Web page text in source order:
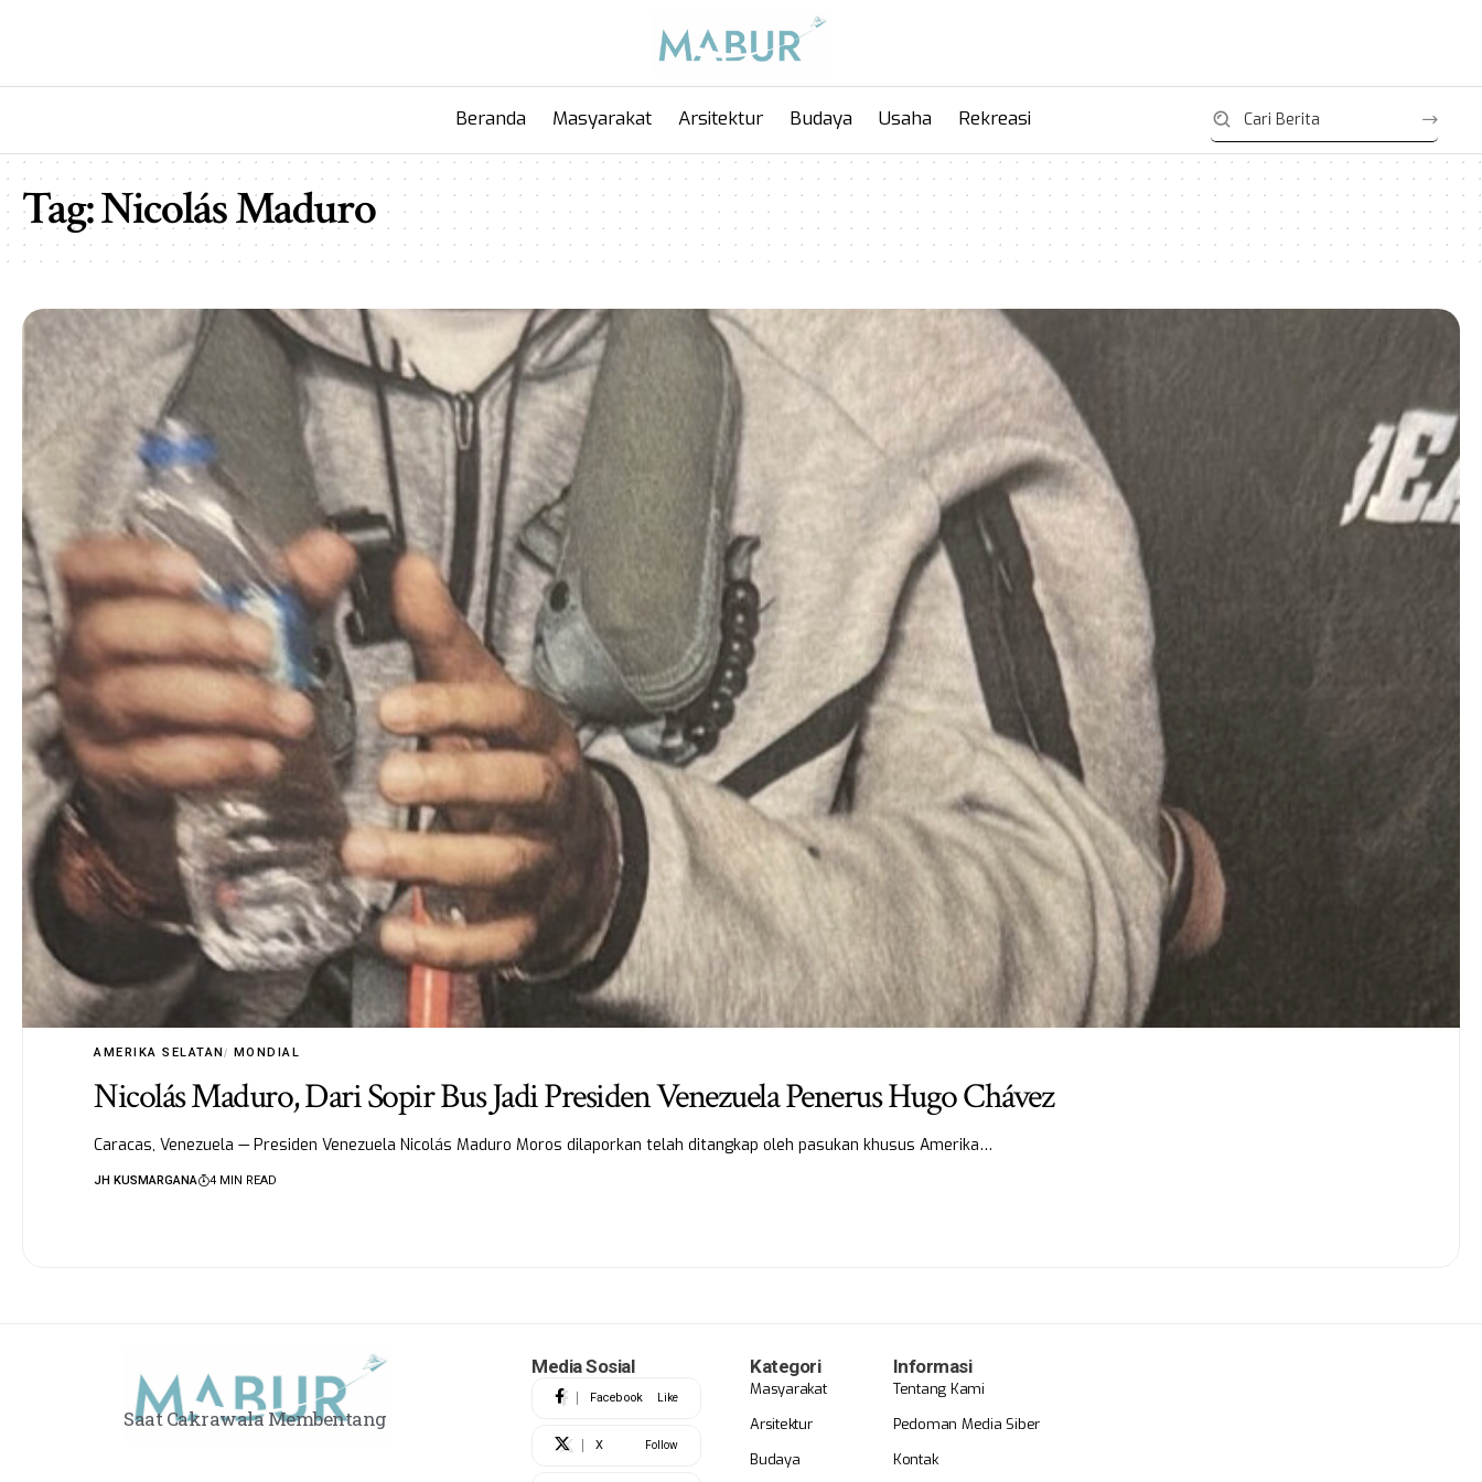
Beranda Masyarakat Arsitektur Budaya Usaha Rekreasi
Tag:Nicolás Maduro
AMERIKA SELATAN MONDIAL
Nicolás Maduro, Dari Sopir Bus Jadi Presiden Venezuela Penerus Hugo Chávez
Caracas, Venezuela — Presiden Venezuela Nicolás Maduro Moros dilaporkan telah ditangkap oleh pasukan khusus Amerika…
JH KUSMARGANA 4 MIN READ
Saat Cakrawala Membentang
Media Sosial
Facebook Like
X Follow
Kategori
Masyarakat
Arsitektur
Budaya
Informasi
Tentang Kami
Pedoman Media Siber
Kontak